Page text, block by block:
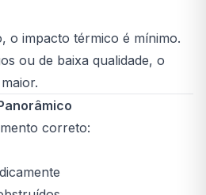
o impacto térmico é mínimo.
ou de baixa qualidade, o
correto: